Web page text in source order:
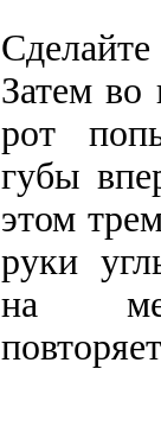
Затем во
рот
губы
этом
руки
на